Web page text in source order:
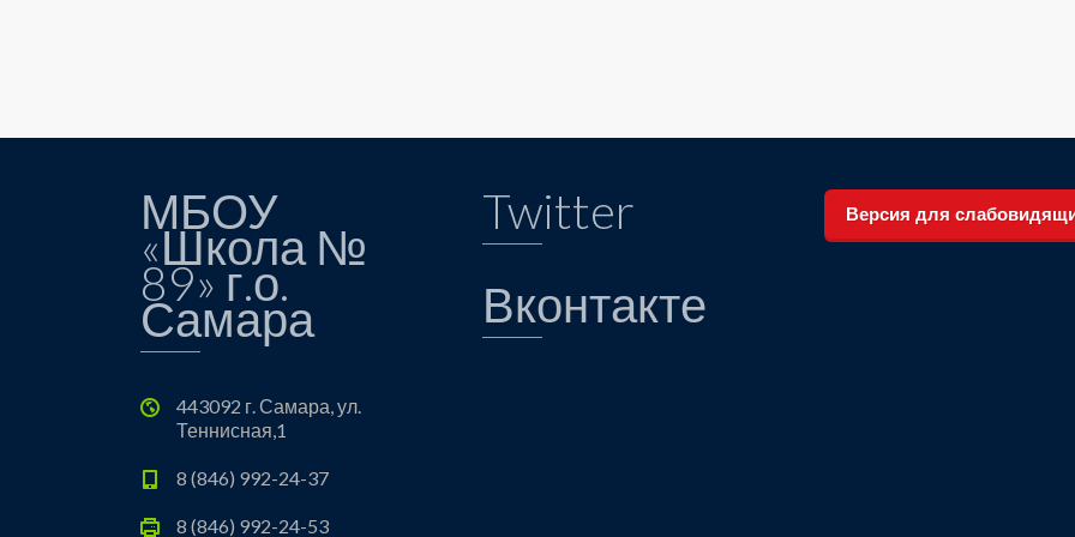
МБОУ
«Школа №
89» г.о.
Самара
443092 г. Самара, ул.
Теннисная,1
8 (846) 992-24-37
8 (846) 992-24-53
Twitter
Вконтакте
Версия для